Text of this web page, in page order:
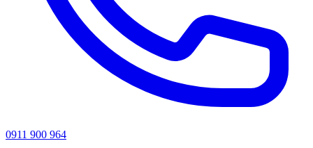
0911 900 964